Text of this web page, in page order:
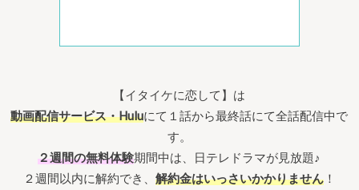
【イタイケに恋して】は
動画配信サービス・Huluにて１話から最終話にて全話配信中で
す。
２週間の無料体験期間中は、日テレドラマが見放題♪
２週間以内に解約でき、 解約金はいっさいかかりません！